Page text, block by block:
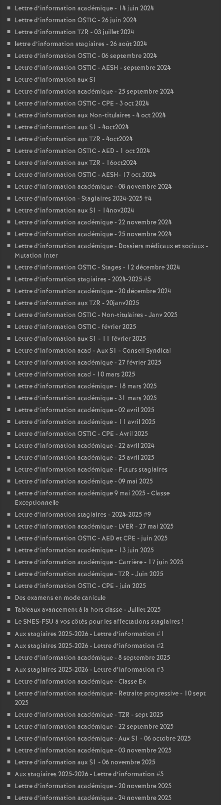
Lettre d’information académique - 14 juin 2024
Lettre d’information OSTIC - 26 juin 2024
Lettre d’information TZR - 03 juillet 2024
lettre d’information stagiaires - 26 août 2024
Lettre d’information OSTIC - 06 septembre 2024
Lettre d’information OSTIC - AESH - septembre 2024
Lettre d’information aux S1
Lettre d’information académique - 25 septembre 2024
Lettre d’information OSTIC - CPE - 3 oct 2024
Lettre d’information aux Non-titulaires - 4 oct 2024
Lettre d’information aux S1 - 4oct2024
Lettre d’information aux TZR - 4oct2024
Lettre d’information OSTIC - AED - 1 oct 2024
Lettre d’information aux TZR - 16oct2024
Lettre d’information OSTIC - AESH- 17 oct 2024
Lettre d’information académique - 08 novembre 2024
Lettre d’information - Stagiaires 2024-2025 #4
Lettre d’information aux S1 - 14nov2024
Lettre d’information académique - 22 novembre 2024
Lettre d’information académique - 25 novembre 2024
Lettre d’information académique - Dossiers médicaux et sociaux -
Mutation inter
Lettre d’information OSTIC - Stages - 12 décembre 2024
Lettre d’information stagiaires - 2024-2025 #5
Lettre d’information académique - 20 décembre 2024
Lettre d’information aux TZR - 20janv2025
Lettre d’information OSTIC - Non-titulaires - Janv 2025
Lettre d’information OSTIC - février 2025
Lettre d’information aux S1 - 11 février 2025
Lettre d’information acad - Aux S1 - Conseil Syndical
Lettre d’information académique - 27 février 2025
Lettre d’information acad - 10 mars 2025
Lettre d’information académique - 18 mars 2025
Lettre d’information académique - 31 mars 2025
Lettre d’information académique - 02 avril 2025
Lettre d’information académique - 11 avril 2025
Lettre d’information OSTIC - CPE - Avril 2025
Lettre d’information académique - 22 avril 2024
Lettre d’information académique - 25 avril 2025
Lettre d’information académique - Futurs stagiaires
Lettre d’information académique - 09 mai 2025
Lettre d’information académique 9 mai 2025 - Classe
Exceptionnelle
Lettre d’information stagiaires - 2024-2025 #9
Lettre d’information académique - LVER - 27 mai 2025
Lettre d’information OSTIC - AED et CPE - juin 2025
Lettre d’information académique - 13 juin 2025
Lettre d’information académique - Carrière - 17 juin 2025
Lettre d’information académique - TZR - Juin 2025
Lettre d’information OSTIC - CPE - juin 2025
Des examens en mode canicule
Tableaux avancement à la hors classe - Juillet 2025
Le SNES-FSU à vos côtés pour les affectations stagiaires !
Aux stagiaires 2025-2026 - Lettre d’information #1
Aux stagiaires 2025-2026 - Lettre d’information #2
Lettre d’information académique - 8 septembre 2025
Aux stagiaires 2025-2026 - Lettre d’information #3
Lettre d’information académique - Classe Ex
Lettre d’information académique - Retraite progressive - 10 sept
2025
Lettre d’information académique - TZR - sept 2025
Lettre d’information académique - 22 septembre 2025
Lettre d’information académique - Aux S1 - 06 octobre 2025
Lettre d’information académique - 03 novembre 2025
Lettre d’information aux S1 - 06 novembre 2025
Aux stagiaires 2025-2026 - Lettre d’information #5
Lettre d’information académique - 20 novembre 2025
Lettre d’information académique - 24 novembre 2025